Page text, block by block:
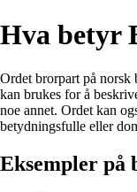
Hva betyr
Ordet brorpart på norsk
kan brukes for å
noe annet. Ordet kan
betydningsfulle eller
Eksempler på